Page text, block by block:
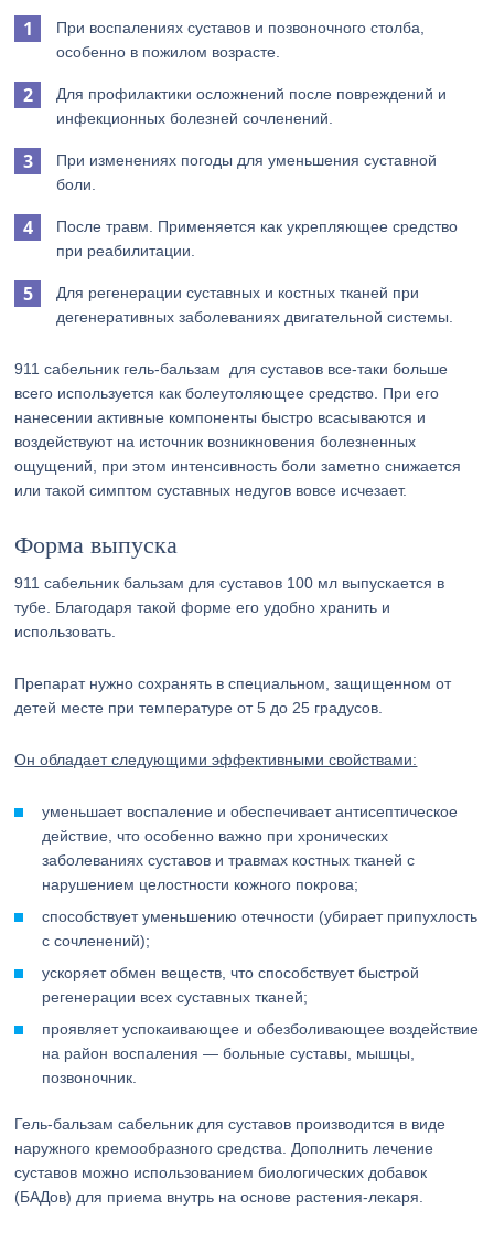
При воспалениях суставов и позвоночного столба,
особенно в пожилом возрасте.
Для профилактики осложнений после повреждений и
инфекционных болезней сочленений.
При изменениях погоды для уменьшения суставной
боли.
После травм. Применяется как укрепляющее средство
при реабилитации.
Для регенерации суставных и костных тканей при
дегенеративных заболеваниях двигательной системы.
911 сабельник гель-бальзам для суставов все-таки больше
всего используется как болеутоляющее средство. При его
нанесении активные компоненты быстро всасываются и
воздействуют на источник возникновения болезненных
ощущений, при этом интенсивность боли заметно снижается
или такой симптом суставных недугов вовсе исчезает.
Форма выпуска
911 сабельник бальзам для суставов 100 мл выпускается в
тубе. Благодаря такой форме его удобно хранить и
использовать.
Препарат нужно сохранять в специальном, защищенном от
детей месте при температуре от 5 до 25 градусов.
Он обладает следующими эффективными свойствами:
уменьшает воспаление и обеспечивает антисептическое
действие, что особенно важно при хронических
заболеваниях суставов и травмах костных тканей с
нарушением целостности кожного покрова;
способствует уменьшению отечности (убирает припухлость
с сочленений);
ускоряет обмен веществ, что способствует быстрой
регенерации всех суставных тканей;
проявляет успокаивающее и обезболивающее воздействие
на район воспаления — больные суставы, мышцы,
позвоночник.
Гель-бальзам сабельник для суставов производится в виде
наружного кремообразного средства. Дополнить лечение
суставов можно использованием биологических добавок
(БАДов) для приема внутрь на основе растения-лекаря.